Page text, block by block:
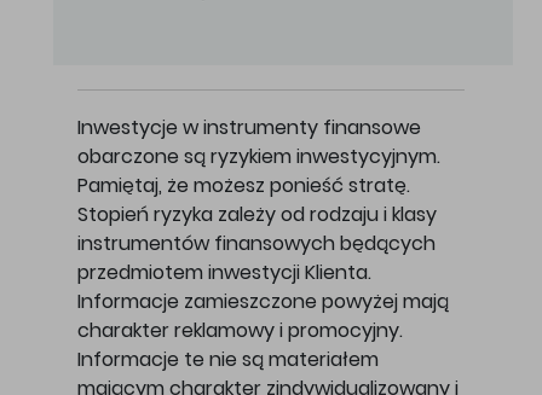
Inwestycje w instrumenty finansowe
obarczone są ryzykiem inwestycyjnym.
Pamiętaj, że możesz ponieść stratę.
Stopień ryzyka zależy od rodzaju i klasy
instrumentów finansowych będących
przedmiotem inwestycji Klienta.
Informacje zamieszczone powyżej mają
charakter reklamowy i promocyjny.
Informacje te nie są materiałem
mającym charakter zindywidualizowany i